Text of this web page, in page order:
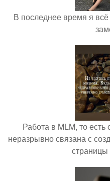
В последнее время я
Работа в MLM, то
неразрывно связана с
страницы